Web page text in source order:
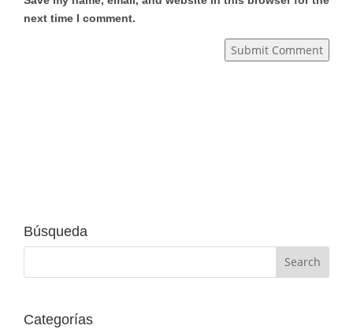
next time I comment.
Submit Comment
Búsqueda
Categorías